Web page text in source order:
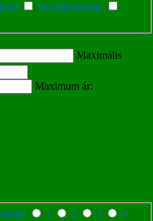
ipari
mezőgazdasági
Maximális
Maximum ár:
1 2 3
4